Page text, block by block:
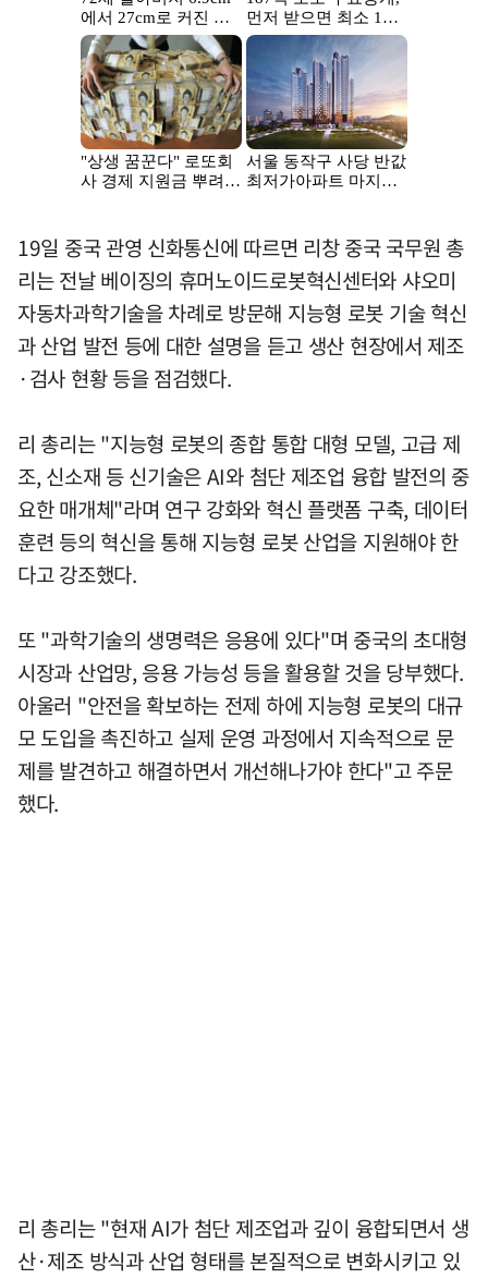
19일 중국 관영 신화통신에 따르면 리창 중국 국무원 총
리는 전날 베이징의 휴머노이드로봇혁신센터와 샤오미
자동차과학기술을 차례로 방문해 지능형 로봇 기술 혁신
과 산업 발전 등에 대한 설명을 듣고 생산 현장에서 제조
·검사 현황 등을 점검했다.
리 총리는 "지능형 로봇의 종합 통합 대형 모델, 고급 제
조, 신소재 등 신기술은 AI와 첨단 제조업 융합 발전의 중
요한 매개체"라며 연구 강화와 혁신 플랫폼 구축, 데이터
훈련 등의 혁신을 통해 지능형 로봇 산업을 지원해야 한
다고 강조했다.
또 "과학기술의 생명력은 응용에 있다"며 중국의 초대형
시장과 산업망, 응용 가능성 등을 활용할 것을 당부했다.
아울러 "안전을 확보하는 전제 하에 지능형 로봇의 대규
모 도입을 촉진하고 실제 운영 과정에서 지속적으로 문
제를 발견하고 해결하면서 개선해나가야 한다"고 주문
했다.
리 총리는 "현재 AI가 첨단 제조업과 깊이 융합되면서 생
산·제조 방식과 산업 형태를 본질적으로 변화시키고 있